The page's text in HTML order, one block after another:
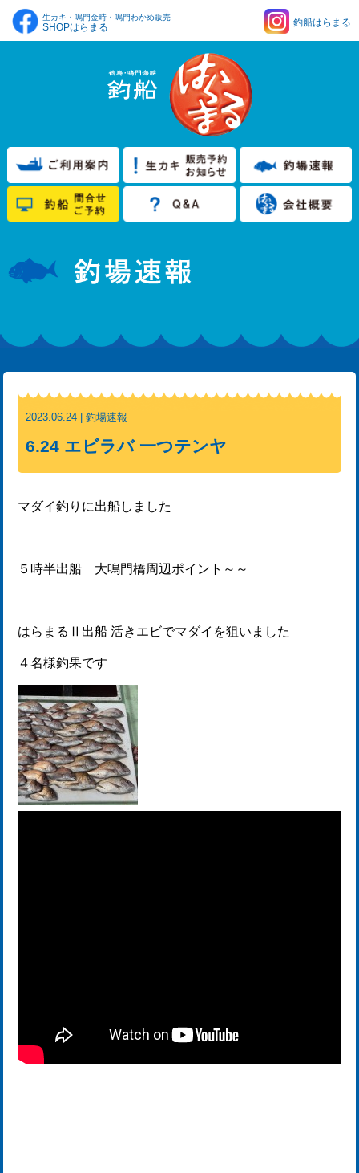
生カキ・鳴門金時・鳴門わかめ販売
SHOPはらまる 釣船はらまる
2023.06.24 | 釣場速報
6.24 エビラバ 一つテンヤ
マダイ釣りに出船しました
５時半出船 大鳴門橋周辺ポイント～～
はらまるⅡ出船 活きエビでマダイを狙いました
４名様釣果です